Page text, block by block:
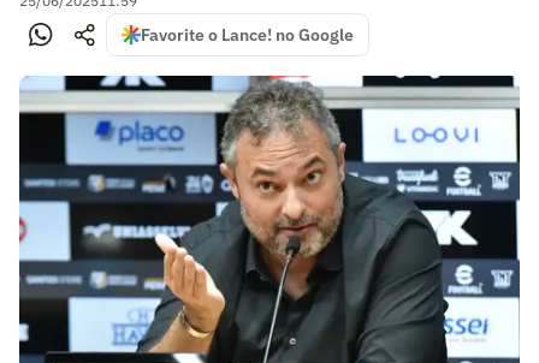
Favorite o Lance! no Google